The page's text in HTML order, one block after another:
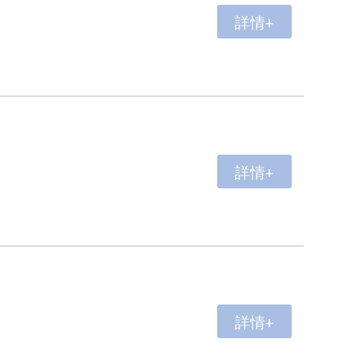
詳情+
詳情+
詳情+